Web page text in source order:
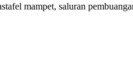
mampet, saluran